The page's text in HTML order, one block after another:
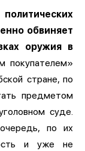
обвиняет
оружия в
покупателем»
стране, по
предметом
суде.
по их
и уже не